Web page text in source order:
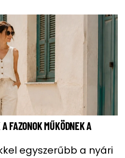
FAZONOK MŰKÖDNEK A
egyszerűbb a nyári